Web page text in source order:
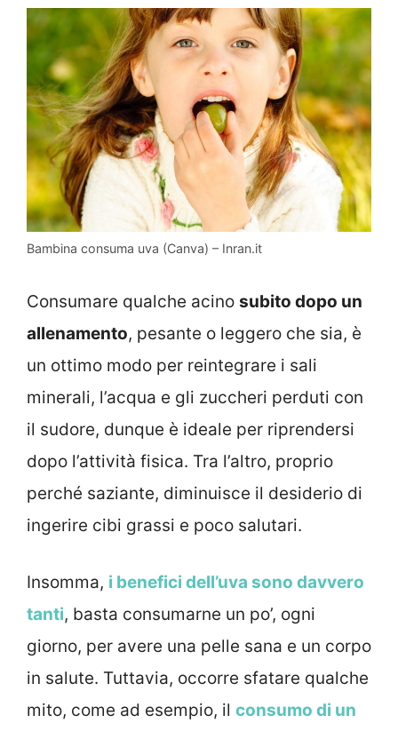
Bambina consuma uva (Canva) – Inran.it
Consumare qualche acino subito dopo un
allenamento, pesante o leggero che sia, è
un ottimo modo per reintegrare i sali
minerali, l’acqua e gli zuccheri perduti con
il sudore, dunque è ideale per riprendersi
dopo l’attività fisica. Tra l’altro, proprio
perché saziante, diminuisce il desiderio di
ingerire cibi grassi e poco salutari.
Insomma, i benefici dell’uva sono davvero
tanti, basta consumarne un po’, ogni
giorno, per avere una pelle sana e un corpo
in salute. Tuttavia, occorre sfatare qualche
mito, come ad esempio, il consumo di un